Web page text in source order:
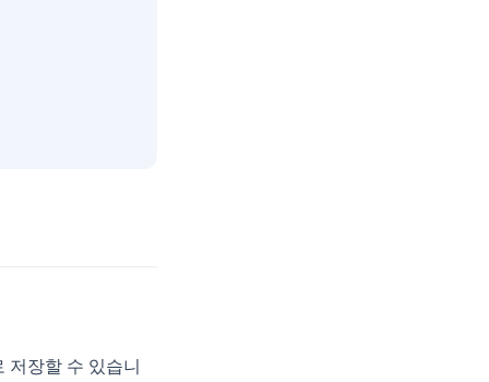
저장할 수 있습니